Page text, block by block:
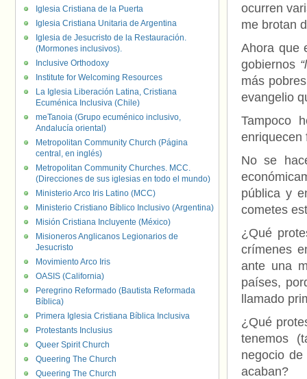
ocurren
me brotan
Ahora que
gobiernos
más
evangelio
Tampoco
enriquecen
No se
pública y
cometes
¿Qué
crímenes
ante una
países,
llamado
¿Qué
tenemos
negocio
acaban?
Iglesia Cristiana de la Puerta
Iglesia Cristiana Unitaria de Argentina
Iglesia de Jesucristo de la Restauración.
(Mormones inclusivos).
Inclusive Orthodoxy
Institute for Welcoming Resources
La Iglesia Liberación Latina, Cristiana
Ecuménica Inclusiva (Chile)
meTanoia (Grupo ecuménico inclusivo,
Andalucía oriental)
Metropolitan Community Church (Página
central, en inglés)
Metropolitan Community Churches. MCC.
(Direcciones de sus iglesias en todo el mundo)
Ministerio Arco Iris Latino (MCC)
Ministerio Cristiano Bíblico Inclusivo (Argentina)
Misión Cristiana Incluyente (México)
Misioneros Anglicanos Legionarios de
Jesucristo
Movimiento Arco Iris
OASIS (California)
Peregrino Reformado (Bautista Reformada
Bíblica)
Primera Iglesia Cristiana Bíblica Inclusiva
Protestants Inclusius
Queer Spirit Church
Queering The Church
Queering The Church